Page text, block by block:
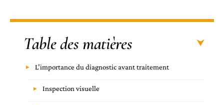
Table des matières
L’importance du diagnostic avant traitement
Inspection visuelle